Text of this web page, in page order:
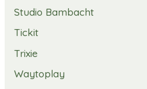
Studio Bambacht
Tickit
Trixie
Waytoplay